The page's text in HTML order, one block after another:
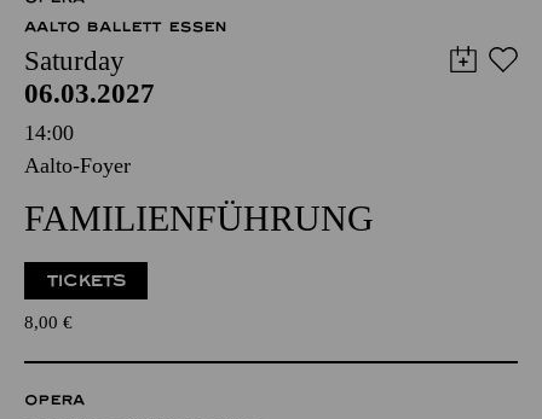
AALTO BALLETT ESSEN
Saturday
06.03.2027
14:00
Aalto-Foyer
FAMILIENFÜHRUNG
TICKETS
8,00 €
OPERA